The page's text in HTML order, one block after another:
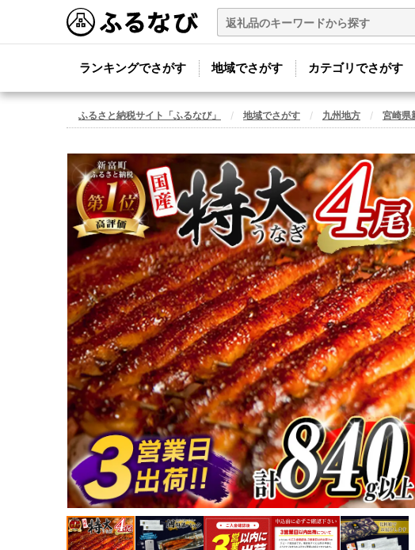
ランキングでさがす 地域でさがす カテゴリでさがす
ふるさと納税サイト「ふるなび」 地域でさがす 九州地方 宮崎県